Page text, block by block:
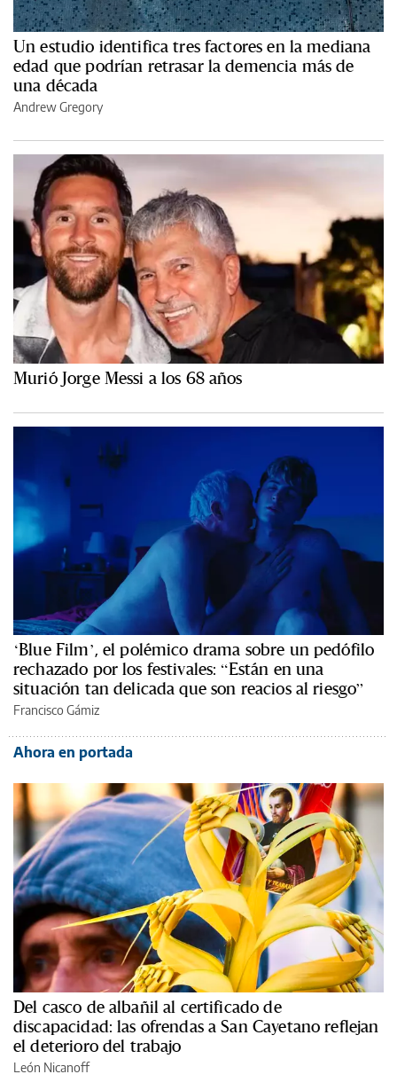
Un estudio identifica tres factores en la mediana
edad que podrían retrasar la demencia más de
una década
Andrew Gregory
Murió Jorge Messi a los 68 años
‘Blue Film’, el polémico drama sobre un pedófilo
rechazado por los festivales: “Están en una
situación tan delicada que son reacios al riesgo”
Francisco Gámiz
Ahora en portada
Del casco de albañil al certificado de
discapacidad: las ofrendas a San Cayetano reflejan
el deterioro del trabajo
León Nicanoff